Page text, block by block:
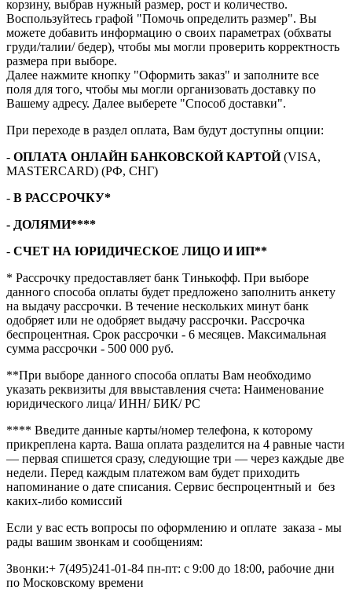
корзину, выбрав нужный размер, рост и количество.
Воспользуйтесь графой "Помочь определить размер". Вы
можете добавить информацию о своих параметрах (обхваты
груди/талии/ бедер), чтобы мы могли проверить корректность
размера при выборе.
Далее нажмите кнопку "Оформить заказ" и заполните все
поля для того, чтобы мы могли организовать доставку по
Вашему адресу. Далее выберете "Способ доставки".
При переходе в раздел оплата, Вам будут доступны опции:
- ОПЛАТА ОНЛАЙН БАНКОВСКОЙ КАРТОЙ(VISA,
MASTERCARD) (РФ, СНГ)
- В РАССРОЧКУ*
- ДОЛЯМИ****
- СЧЕТ НА ЮРИДИЧЕСКОЕ ЛИЦО И ИП**
* Рассрочку предоставляет банк Тинькофф. При выборе
данного способа оплаты будет предложено заполнить анкету
на выдачу рассрочки. В течение нескольких минут банк
одобряет или не одобряет выдачу рассрочки. Рассрочка
беспроцентная. Срок рассрочки - 6 месяцев. Максимальная
сумма рассрочки - 500 000 руб.
**При выборе данного способа оплаты Вам необходимо
указать реквизиты для ввыставления счета: Наименование
юридического лица/ ИНН/ БИК/ РС
**** Введите данные карты/номер телефона, к которому
прикреплена карта. Ваша оплата разделится на 4 равные части
— первая спишется сразу, следующие три — через каждые две
недели. Перед каждым платежом вам будет приходить
напоминание о дате списания. Сервис беспроцентный и без
каких-либо комиссий
Если у вас есть вопросы по оформлению и оплате заказа - мы
рады вашим звонкам и сообщениям:
Звонки:+ 7(495)241-01-84 пн-пт: с 9:00 до 18:00, рабочие дни
по Московскому времени